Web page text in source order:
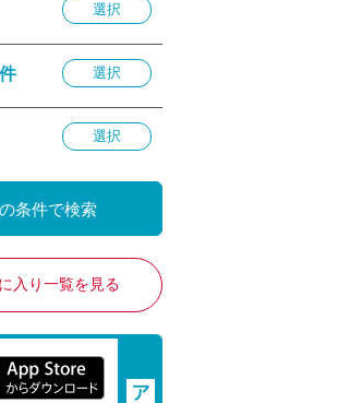
選択
選択
選択
入り一覧を見る